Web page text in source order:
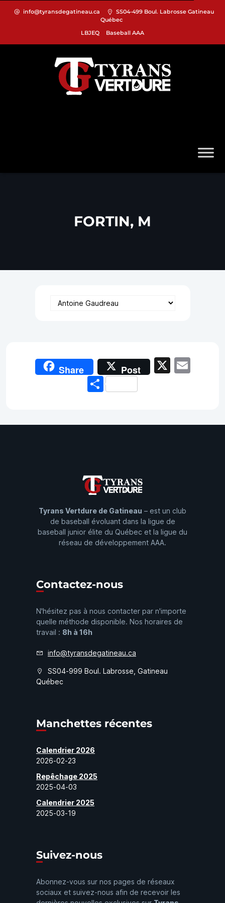
info@tyransdegatineau.ca
SS04-499 Boul. Labrosse Gatineau
Québec
LBJEQ
Baseball AAA
FORTIN, M
Share Post X
Share
Tyrans Vertdure de Gatineau – est un club
de baseball évoluant dans la ligue de
baseball junior élite du Québec et la ligue du
réseau de développement AAA.
Contactez-nous
N'hésitez pas à nous contacter par n'importe
quelle méthode disponible. Nos horaires de
travail : 8h à 16h
info@tyransdegatineau.ca
SS04-999 Boul. Labrosse, Gatineau
Québec
Manchettes récentes
Calendrier 2026
2026-02-23
Repêchage 2025
2025-04-03
Calendrier 2025
2025-03-19
Suivez-nous
Abonnez-vous sur nos pages de réseaux
sociaux et suivez-nous afin de recevoir les